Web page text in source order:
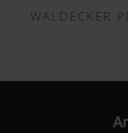
WALDECKER